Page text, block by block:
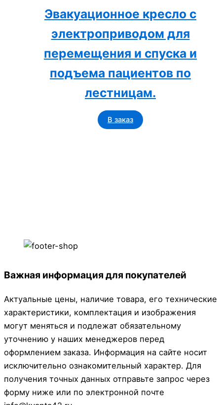
Эвакуационное кресло с
электроприводом для
перемещения и спуска и
подъема пациентов по
лестницам.
В заказ
Важная информация для покупателей
Актуальные цены, наличие товара, его технические
характеристики, комплектация и изображения
могут меняться и подлежат обязательному
уточнению у наших менеджеров перед
оформлением заказа. Информация на сайте носит
исключительно ознакомительный характер. Для
получения точных данных отправьте запрос через
форму ниже или по электронной почте